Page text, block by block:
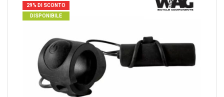
29% DI SCONTO
DISPONIBILE